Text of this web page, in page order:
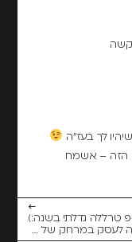
לך בעז"ה
הזה – אשמח
←
טרללה גדלתי בשנה:)
לעסק במרחק של שנה?